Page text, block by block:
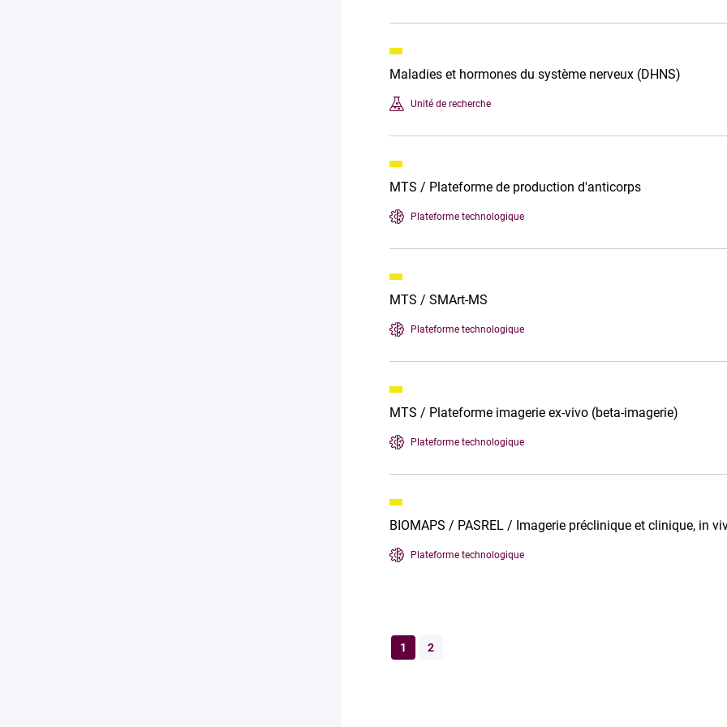
Maladies et hormones du système nerveux (DHNS)
Unité de recherche
MTS / Plateforme de production d'anticorps
Plateforme technologique
MTS / SMArt-MS
Plateforme technologique
MTS / Plateforme imagerie ex-vivo (beta-imagerie)
Plateforme technologique
BIOMAPS / PASREL / Imagerie préclinique et clinique, in
Plateforme technologique
1 2